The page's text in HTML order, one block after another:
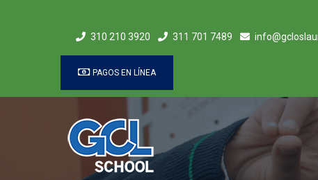
310 210 3920 311 701 7489
PAGOS EN LÍNEA